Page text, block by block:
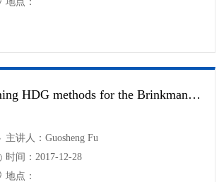
H(div)-conforming HDG methods for the Brinkman equations
主讲人：Guosheng Fu
时间：2017-12-28
地点：